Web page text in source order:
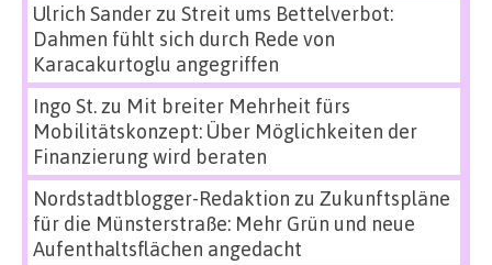
Ulrich Sanderzu Streit ums Bettelverbot:
Dahmen fühlt sich durch Rede von
Karacakurtoglu angegriffen
Ingo St.zu Mit breiter Mehrheit fürs
Mobilitätskonzept: Über Möglichkeiten der
Finanzierung wird beraten
Nordstadtblogger-Redaktion zu Zukunftspläne
für die Münsterstraße: Mehr Grün und neue
Aufenthaltsflächen angedacht